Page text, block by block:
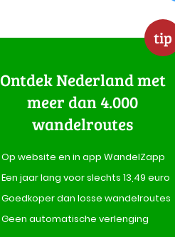
tip
Ontdek Nederland met
meer dan 4.000
wandelroutes
Op website en in app WandelZapp
Een jaar lang voor slechts 13,49 euro
Goedkoper dan losse wandelroutes
Geen automatische verlenging